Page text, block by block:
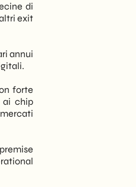
di
exit
annui
forte
ai chip